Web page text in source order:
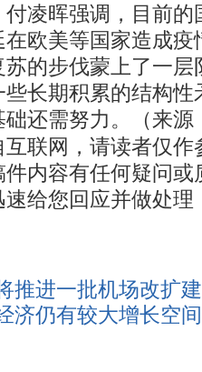
凌晖强调，目前的
欧美等国家造成疫
的步伐蒙上了一层
长期积累的结构性
还需努力。（来源
联网，请读者仅
内容有任何疑问或
给您回应并做处
推进一批机场改扩
济仍有较大增长空